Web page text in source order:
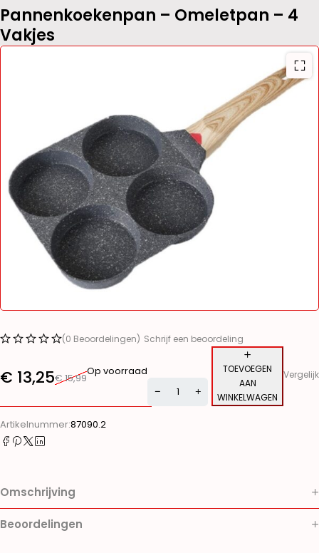
Pannenkoekenpan – Omeletpan – 4
Vakjes
(0 Beoordelingen) Schrijf een beoordeling
€15,99
€ 13,25 Op voorraad
TOEVOEGEN
AAN
WINKELWAGEN
Vergelijk
Artikelnummer:87090.2
Omschrijving
Beoordelingen